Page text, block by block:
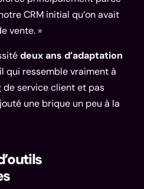
CRM initial qu’on avait
vente. »
deux ans d’adaptation
qui ressemble vraiment à
service client et pas
une brique un peu à la